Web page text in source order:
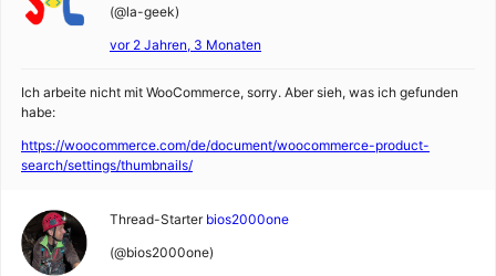
(@la-geek)
vor 2 Jahren, 3 Monaten
Ich arbeite nicht mit WooCommerce, sorry. Aber sieh, was ich gefunden
habe:
https://woocommerce.com/de/document/woocommerce-product-
search/settings/thumbnails/
Thread-Starter bios2000one
(@bios2000one)